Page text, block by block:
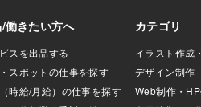
移行することはできます
的な体験をしながらも、